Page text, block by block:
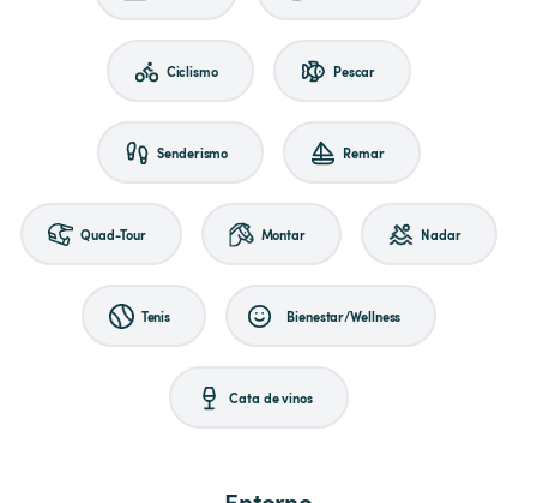
Ciclismo Pescar
Senderismo Remar
Quad-Tour Montar Nadar
Tenis Bienestar/Wellness
Cata de vinos